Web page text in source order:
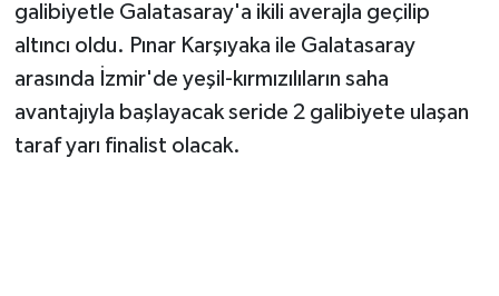
galibiyetle Galatasaray'a ikili averajla geçilip
altıncı oldu. Pınar Karşıyaka ile Galatasaray
arasında İzmir'de yeşil-kırmızılıların saha
avantajıyla başlayacak seride 2 galibiyete ulaşan
taraf yarı finalist olacak.